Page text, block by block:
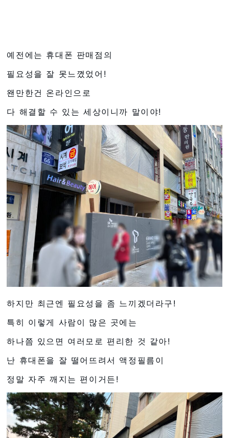
예전에는 휴대폰 판매점의
필요성을 잘 못느꼈었어!
왠만한건 온라인으로
다 해결할 수 있는 세상이니까 말이야!
하지만 최근엔 필요성을 좀 느끼겠더라구!
특히 이렇게 사람이 많은 곳에는
하나쯤 있으면 여러모로 편리한 것 같아!
난 휴대폰을 잘 떨어뜨려서 액정필름이
정말 자주 깨지는 편이거든!